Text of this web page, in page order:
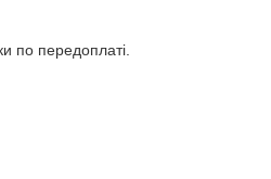
по передоплаті.